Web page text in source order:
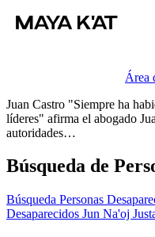
Área
Juan Castro "Siempre ha habido persecución en contra de los
líderes" afirma el abogado
autoridades…
Búsqueda de
Búsqueda Personas
Desaparecidos Jun Na'oj